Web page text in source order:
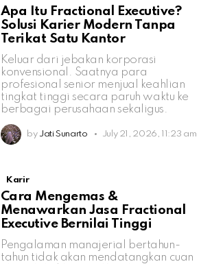
Apa Itu Fractional Executive?
Solusi Karier Modern Tanpa
Terikat Satu Kantor
Keluar dari jebakan korporasi
konvensional. Saatnya para
profesional senior menjual keahlian
tingkat tinggi secara paruh waktu ke
berbagai perusahaan sekaligus.
by Jati Sunarto July 21, 2026, 11:23 am
Karir
Cara Mengemas &
Menawarkan Jasa Fractional
Executive Bernilai Tinggi
Pengalaman manajerial bertahun-
tahun tidak akan mendatangkan cuan